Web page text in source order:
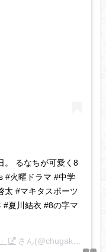
。 るなちが可愛く8
#火曜ドラマ #中学
太 #マキタスポーツ
#夏川結衣 #8の字マ
さん(@chugakuseinikki_tbs)がシェアした投稿 –